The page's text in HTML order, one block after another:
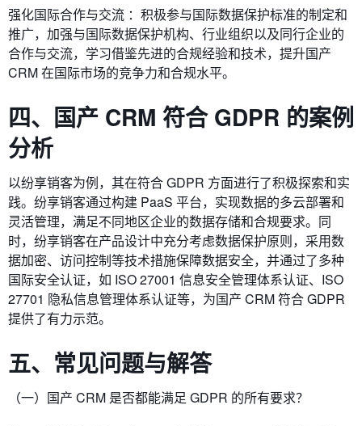
强化国际合作与交流 ：积极参与国际数据保护标准的制定和
推广，加强与国际数据保护机构、行业组织以及同行企业的
合作与交流，学习借鉴先进的合规经验和技术，提升国产
CRM 在国际市场的竞争力和合规水平。
四、国产 CRM 符合 GDPR 的案例
分析
以纷享销客为例，其在符合 GDPR 方面进行了积极探索和实
践。纷享销客通过构建 PaaS 平台，实现数据的多云部署和
灵活管理，满足不同地区企业的数据存储和合规要求。同
时，纷享销客在产品设计中充分考虑数据保护原则，采用数
据加密、访问控制等技术措施保障数据安全，并通过了多种
国际安全认证，如 ISO 27001 信息安全管理体系认证、ISO
27701 隐私信息管理体系认证等，为国产 CRM 符合 GDPR
提供了有力示范。
五、常见问题与解答
（一）国产 CRM 是否都能满足 GDPR 的所有要求？